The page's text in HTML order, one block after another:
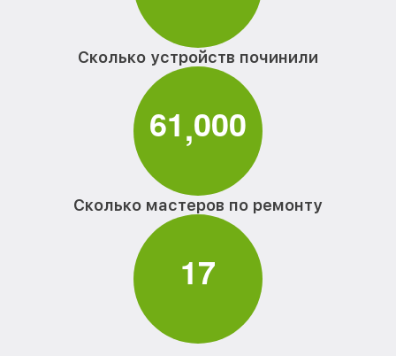
Сколько устройств починили
61,000
Сколько мастеров по ремонту
17